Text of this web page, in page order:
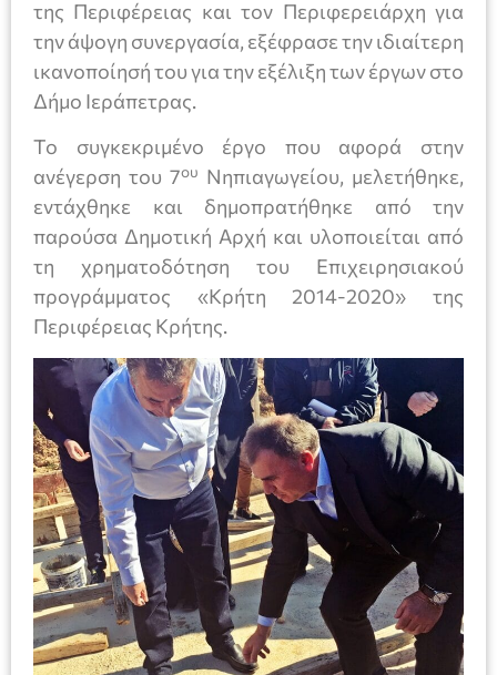
της Περιφέρειας και τον Περιφερειάρχη για
την άψογη συνεργασία, εξέφρασε την ιδιαίτερη
ικανοποίησή του για την εξέλιξη των έργων στο
Δήμο Ιεράπετρας.
Το συγκεκριμένο έργο που αφορά στην
ανέγερση του 7ου Νηπιαγωγείου, μελετήθηκε,
εντάχθηκε και δημοπρατήθηκε από την
παρούσα Δημοτική Αρχή και υλοποιείται από
τη χρηματοδότηση του Επιχειρησιακού
προγράμματος «Κρήτη 2014-2020» της
Περιφέρειας Κρήτης.